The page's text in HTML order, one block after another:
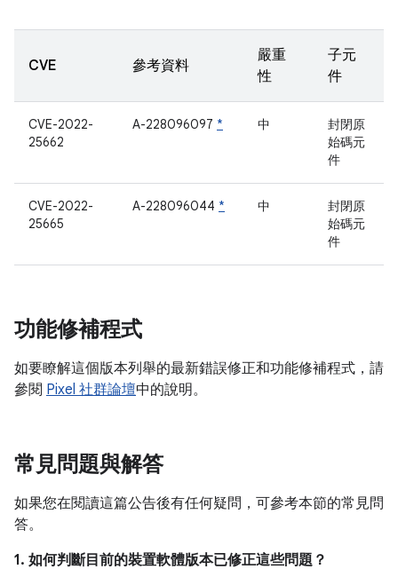
CVE 參考資料
嚴重
性
子元
件
CVE-2022-
25662
A-228096097 * 中
封閉原
始碼元
件
CVE-2022-
25665
A-228096044 * 中
封閉原
始碼元
件
功能修補程式
如要瞭解這個版本列舉的最新錯誤修正和功能修補程式，請
參閱 Pixel 社群論壇中的說明。
常見問題與解答
如果您在閱讀這篇公告後有任何疑問，可參考本節的常見問
答。
1. 如何判斷目前的裝置軟體版本已修正這些問題？